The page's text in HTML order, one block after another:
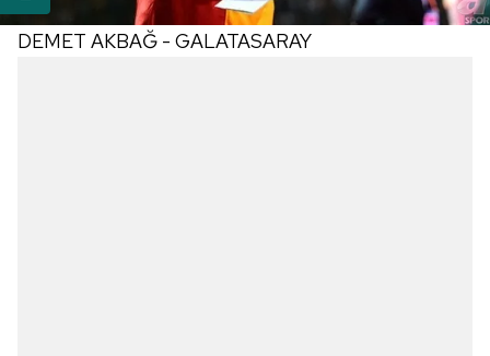
DEMET AKBAĞ - GALATASARAY